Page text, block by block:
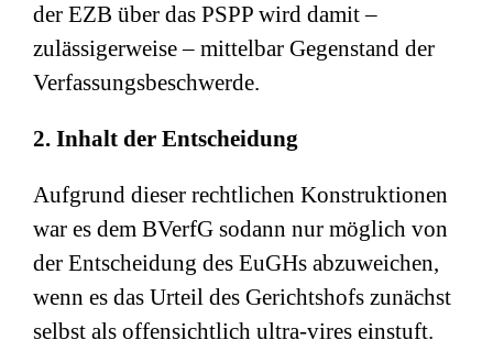
der EZB über das PSPP wird damit –
zulässigerweise – mittelbar Gegenstand der
Verfassungsbeschwerde.
2. Inhalt der Entscheidung
Aufgrund dieser rechtlichen Konstruktionen
war es dem BVerfG sodann nur möglich von
der Entscheidung des EuGHs abzuweichen,
wenn es das Urteil des Gerichtshofs zunächst
selbst als offensichtlich ultra-vires einstuft.